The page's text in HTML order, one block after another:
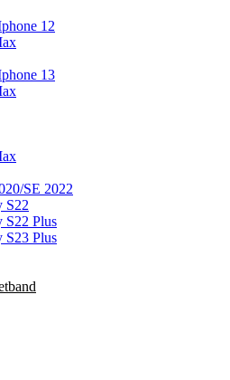
12
13
SE 2022
S22
S22 Plus
S23 Plus